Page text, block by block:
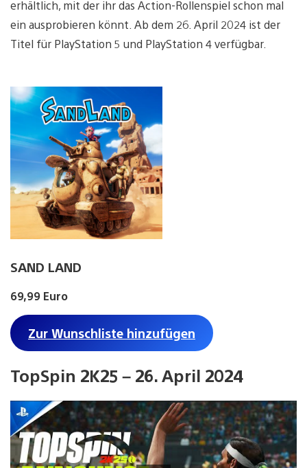
erhältlich, mit der ihr das Action-Rollenspiel schon mal
ein ausprobieren könnt. Ab dem 26. April 2024 ist der
Titel für PlayStation 5 und PlayStation 4 verfügbar.
SAND LAND
69,99 Euro
Zur Wunschliste hinzufügen
TopSpin 2K25 – 26. April 2024